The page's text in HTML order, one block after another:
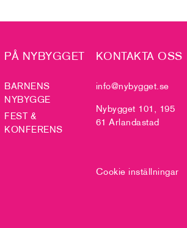
PÅ NYBYGGET
BARNENS
NYBYGGE
FEST &
KONFERENS
KONTAKTA OSS
info@nybygget.se
Nybygget 101, 195
61 Arlandastad
Cookie inställningar